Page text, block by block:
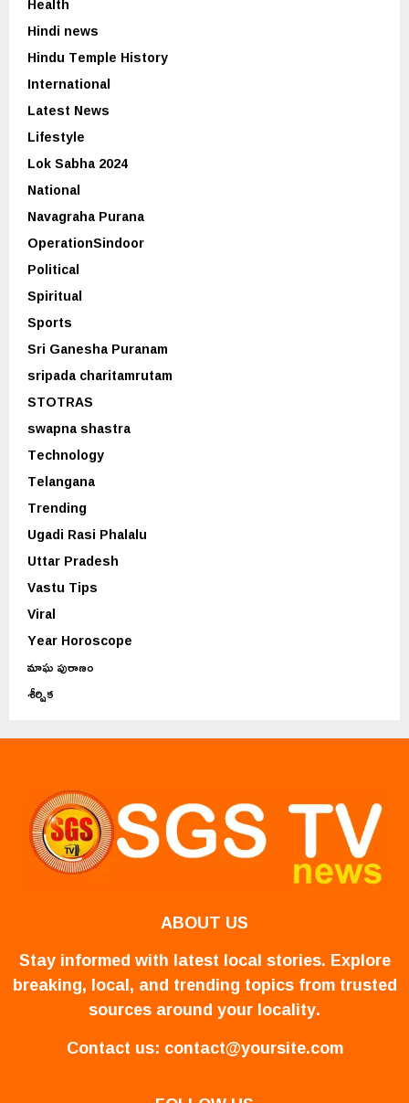
Hindi news
Hindu Temple History
International
Latest News
Lifestyle
Lok Sabha 2024
National
Navagraha Purana
OperationSindoor
Political
Spiritual
Sports
Sri Ganesha Puranam
sripada charitamrutam
STOTRAS
swapna shastra
Technology
Telangana
Trending
Ugadi Rasi Phalalu
Uttar Pradesh
Vastu Tips
Viral
Year Horoscope
మాఘ పురాణం
శీర్షిక
ABOUT US
Stay informed with latest local stories. Explore
breaking, local, and trending topics from trusted
sources around your locality.
Contact us: contact@yoursite.com